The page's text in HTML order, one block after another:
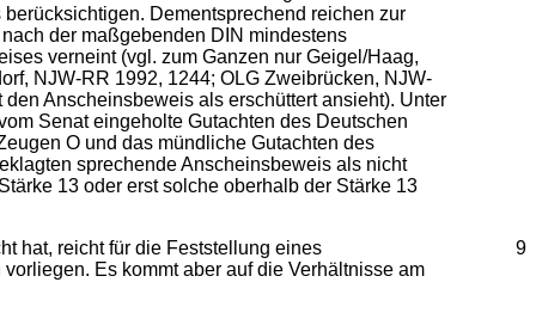
Dementsprechend reichen zur
der maßgebenden DIN mindestens
verneint (vgl. zum Ganzen nur Geigel/Haag,
NJW-RR 1992, 1244; OLG Zweibrücken, NJW-
Anscheinsbeweis als erschüttert ansieht). Unter
Senat eingeholte Gutachten des Deutschen
O und das mündliche Gutachten des
sprechende Anscheinsbeweis als nicht
13 oder erst solche oberhalb der Stärke 13
9
hat, reicht für die Feststellung eines
Es kommt aber auf die Verhältnisse am